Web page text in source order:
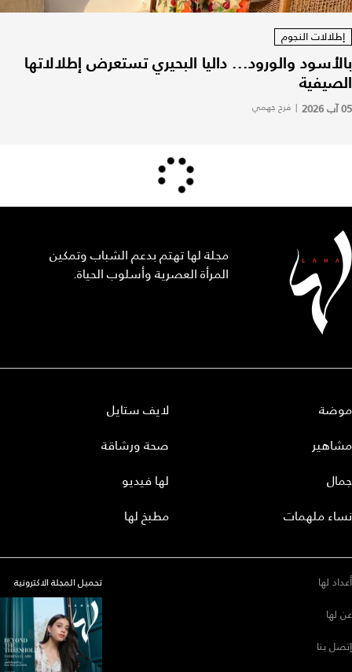
إطلالات النجوم
بالأسود والورود... داليا البحيري تستعرض إطلالاتها
الصيفية
05 آب 2026 | فرح جهمي
مجلة لها تهتم بدعم الشباب وتمكين
المرأة العصرية وأسلوب الحياة.
موضة
مشاهير
جمال
نساء ملهمات
لايف ستايل
صحة ورشاقة
لها فيديو
مطبخ لها
أعداد لها
عن لها
إتصل بنا
تحميل المجلة الاكترونية